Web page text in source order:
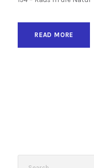
READ MORE